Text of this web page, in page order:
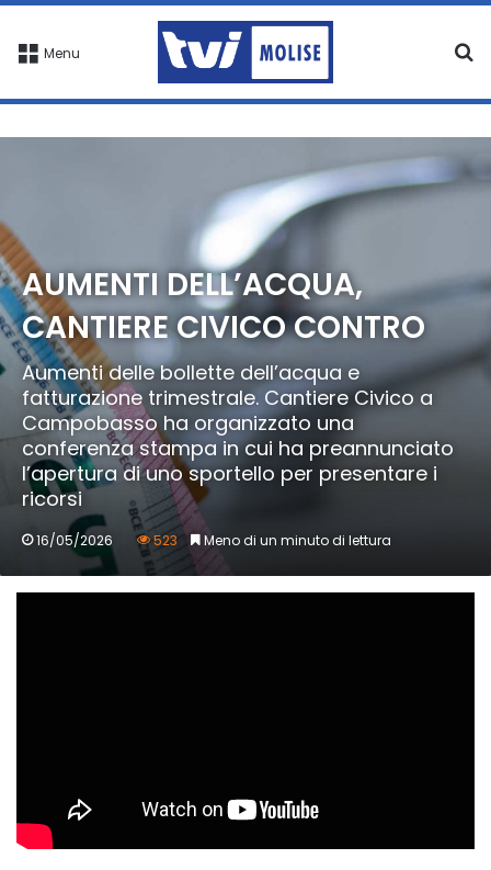
Menu
AUMENTI DELL’ACQUA,
CANTIERE CIVICO CONTRO
Aumenti delle bollette dell’acqua e
fatturazione trimestrale. Cantiere Civico a
Campobasso ha organizzato una
conferenza stampa in cui ha preannunciato
l’apertura di uno sportello per presentare i
ricorsi
16/05/2026 523 Meno di un minuto di lettura